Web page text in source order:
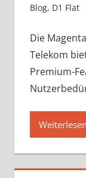
Blog, D1 Flat
Die
Telekom
Premium-
Weiterlesen